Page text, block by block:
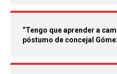
“Tengo que aprender a
póstumo de concejal